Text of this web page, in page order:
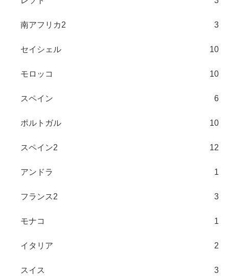
南アフリカ2 3
セイシェル 10
モロッコ 10
スペイン 6
ポルトガル 10
スペイン2 12
アンドラ 1
フランス2 3
モナコ 1
イタリア 2
スイス 3